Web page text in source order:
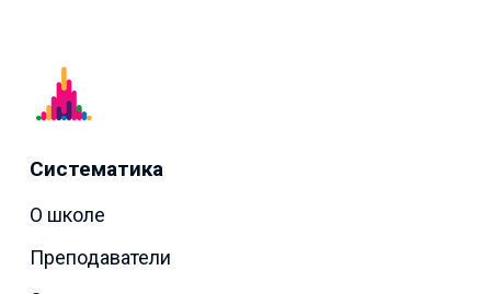
Систематика
О школе
Преподаватели